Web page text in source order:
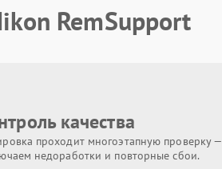
RemSupport
качества
проходит многоэтапную проверку —
недоработки и повторные сбои.